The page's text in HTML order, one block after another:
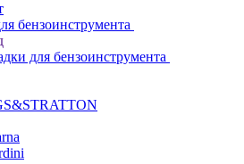
бензоинструмента
для бензоинструмента